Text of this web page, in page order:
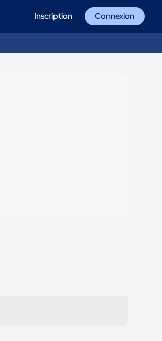
Inscription Connexion